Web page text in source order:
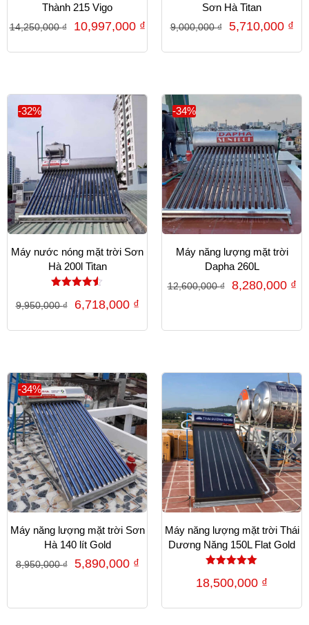
Thành 215 Vigo
14,250,000₫ 10,997,000 ₫
Sơn Hà Titan
9,000,000₫ 5,710,000 ₫
-32%
Máy nước nóng mặt trời Sơn
Hà 200l Titan
hạng
9,950,000₫ 6,718,000 ₫
-34%
Máy năng lượng mặt trời
Dapha 260L
12,600,000₫ 8,280,000 ₫
-34%
Máy năng lượng mặt trời Sơn
Hà 140 lít Gold
8,950,000₫ 5,890,000 ₫
Máy năng lượng mặt trời Thái
Dương Năng 150L Flat Gold
hạng
18,500,000 ₫